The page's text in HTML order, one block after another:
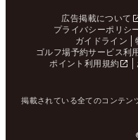
広告掲載について
プライバシーポリシ
ガイドライン
ゴルフ場予約サービス利
ポイント利用規約
掲載されている全てのコンテン